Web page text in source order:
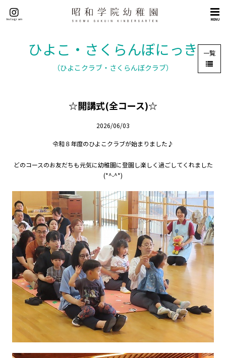
MENU
Instagram
ひよこ・さくらんぼにっき
（ひよこクラブ・さくらんぼクラブ）
一覧
☆開講式(全コース)☆
2026/06/03
令和８年度のひよこクラブが始まりました♪
どのコースのお友だちも元気に幼稚園に登園し楽しく過ごしてくれました
(*^-^*)
トップページ
挨拶
交通アクセス
課外教室
年間行事
園の一日
園の毎日
幼稚園紹介ムービー
MIRAI=
預かり保育「おひさまクラブ」
入園案内
募集要項
見学・入園説明会